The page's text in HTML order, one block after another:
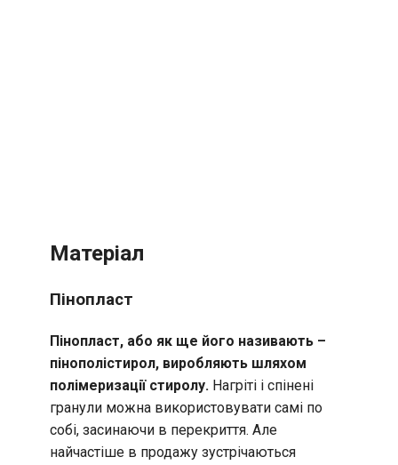
Матеріал
Пінопласт
Пінопласт, або як ще його називають –
пінополістирол, виробляють шляхом
полімеризації стиролу. Нагріті і спінені
гранули можна використовувати самі по
собі, засинаючи в перекриття. Але
найчастіше в продажу зустрічаються